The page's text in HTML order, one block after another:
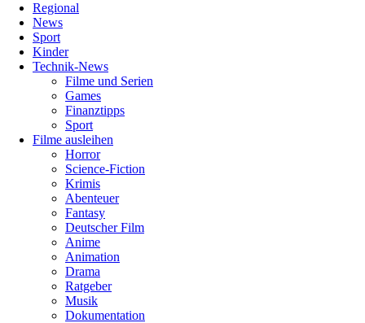
Regional
News
Sport
Kinder
Technik-News
Filme und Serien
Games
Finanztipps
Sport
Filme ausleihen
Horror
Science-Fiction
Krimis
Abenteuer
Fantasy
Deutscher Film
Anime
Animation
Drama
Ratgeber
Musik
Dokumentation